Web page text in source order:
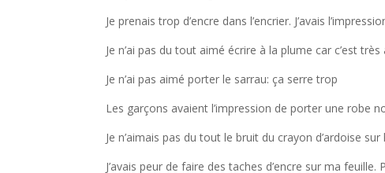
Je prenais trop d’encre dans l’encrier. J’avais
Je n’ai pas du tout aimé écrire à la plume car c’est
Je n’ai pas aimé porter le sarrau: ça serre trop
Les garçons avaient l’impression de porter une robe
Je n’aimais pas du tout le bruit du crayon d’ardoise sur
J’avais peur de faire des taches d’encre sur ma feuille.